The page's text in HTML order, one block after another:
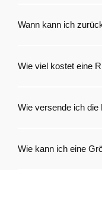
Wann kann ich
Wie viel kostet eine
Wie versende ich die
Wie kann ich eine